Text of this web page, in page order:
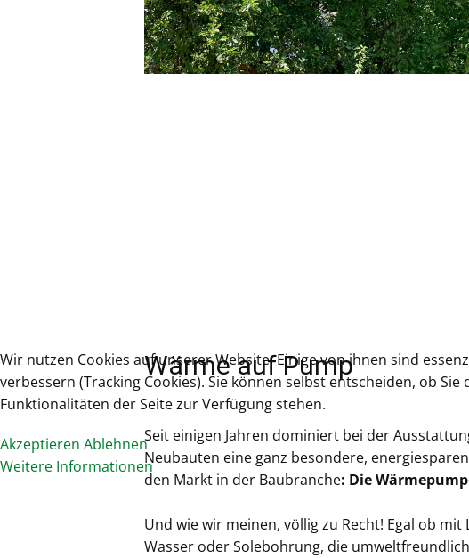
Wärme auf Pump
Seit einigen Jahren dominiert bei der
Neubauten eine ganz besondere,
den Markt in der Baubranche: Die
Und wie wir meinen, völlig zu Recht! Egal ob mit
Wasser oder Solebohrung, die
Wir nutzen Cookies auf unserer Website. Einige von ihnen sind
verbessern (Tracking Cookies). Sie können selbst entscheiden, ob
Funktionalitäten der Seite zur Verfügung stehen.
Akzeptieren Ablehnen
Weitere Informationen